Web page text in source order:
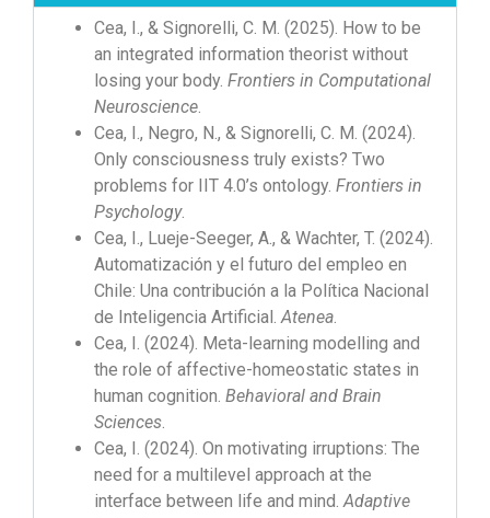
Cea, I., & Signorelli, C. M. (2025). How to be
an integrated information theorist without
losing your body. Frontiers in Computational
Neuroscience.
Cea, I., Negro, N., & Signorelli, C. M. (2024).
Only consciousness truly exists? Two
problems for IIT 4.0’s ontology. Frontiers in
Psychology.
Cea, I., Lueje-Seeger, A., & Wachter, T. (2024).
Automatización y el futuro del empleo en
Chile: Una contribución a la Política Nacional
de Inteligencia Artificial.Atenea.
Cea, I. (2024). Meta-learning modelling and
the role of affective-homeostatic states in
human cognition. Behavioral and Brain
Sciences.
Cea, I. (2024). On motivating irruptions: The
need for a multilevel approach at the
interface between life and mind.Adaptive